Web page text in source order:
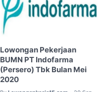
Lowongan Pekerjaan
BUMN PT Indofarma
(Persero) Tbk Bulan Mei
2020